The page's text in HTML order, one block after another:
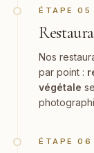
ÉTAPE 05
Nos
par point :
végétale
ÉTAPE 06